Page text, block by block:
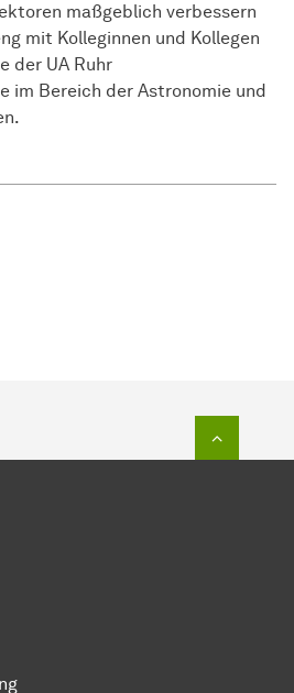
maßgeblich verbessern
mit Kolleginnen und Kollegen
der UA Ruhr
im Bereich der Astronomie und